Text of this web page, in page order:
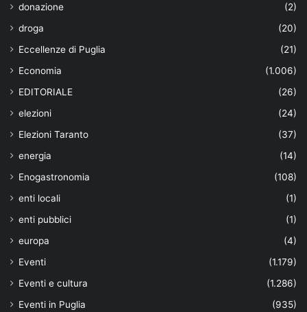
donazione
(2)
droga
(20)
Eccellenze di Puglia
(21)
Economia
(1.006)
EDITORIALE
(26)
elezioni
(24)
Elezioni Taranto
(37)
energia
(14)
Enogastronomia
(108)
enti locali
(1)
enti pubblici
(1)
europa
(4)
Eventi
(1.179)
Eventi e cultura
(1.286)
Eventi in Puglia
(935)